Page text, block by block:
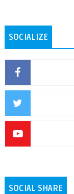
SOCIALIZE
SOCIAL SHARE